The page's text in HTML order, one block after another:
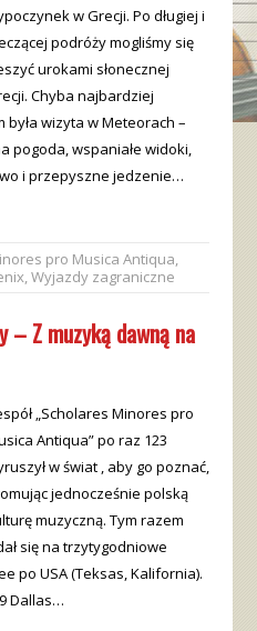
w Grecji. Po długiej i
podróży mogliśmy się
urokami słonecznej
Chyba najbardziej
wizyta w Meteorach –
pogoda, wspaniałe widoki,
i przepyszne jedzenie…
pro Musica Antiqua,
,Wyjazdy zagraniczne
– Z muzyką dawną na
„Scholares Minores pro
Antiqua” po raz 123
w świat , aby go poznać,
jednocześnie polską
muzyczną. Tym razem
się na trzytygodniowe
po USA (Teksas, Kalifornia).
Dallas…